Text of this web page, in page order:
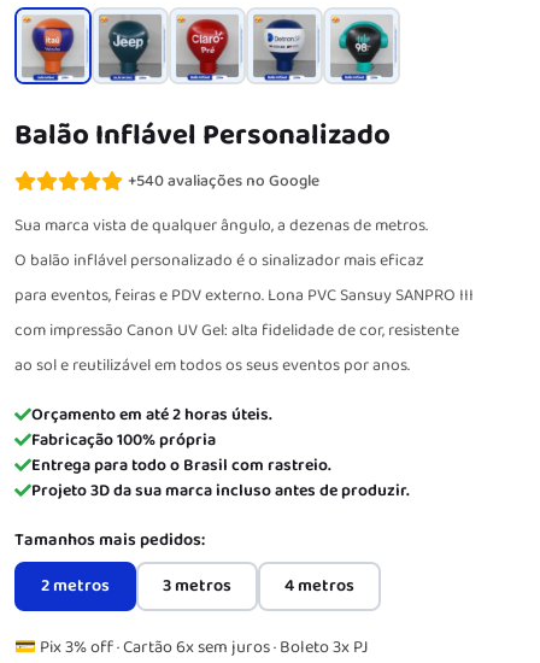
Balão Inflável Personalizado
+540 avaliações no Google
Sua marca vista de qualquer ângulo, a dezenas de metros.
O balão inflável personalizado é o sinalizador mais eficaz
para eventos, feiras e PDV externo. Lona PVC Sansuy SANPRO III
com impressão Canon UV Gel: alta fidelidade de cor, resistente
ao sol e reutilizável em todos os seus eventos por anos.
Orçamento em até 2 horas úteis.
Fabricação 100% própria
Entrega para todo o Brasil com rastreio.
Projeto 3D da sua marca incluso antes de produzir.
Tamanhos mais pedidos:
2 metros
3 metros 4 metros
💳 Pix 3% off · Cartão 6x sem juros · Boleto 3x PJ